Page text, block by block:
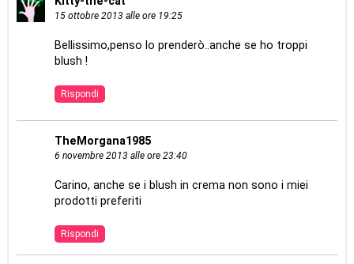
15 ottobre 2013 alle ore 19:25
Bellissimo,penso lo prenderò..anche se ho troppi
blush !
Rispondi
TheMorgana1985
6 novembre 2013 alle ore 23:40
Carino, anche se i blush in crema non sono i miei
prodotti preferiti
Rispondi